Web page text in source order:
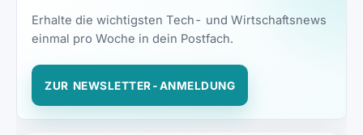
Erhalte die wichtigsten Tech- und Wirtschaftsnews
einmal pro Woche in dein Postfach.
ZUR NEWSLETTER-ANMELDUNG